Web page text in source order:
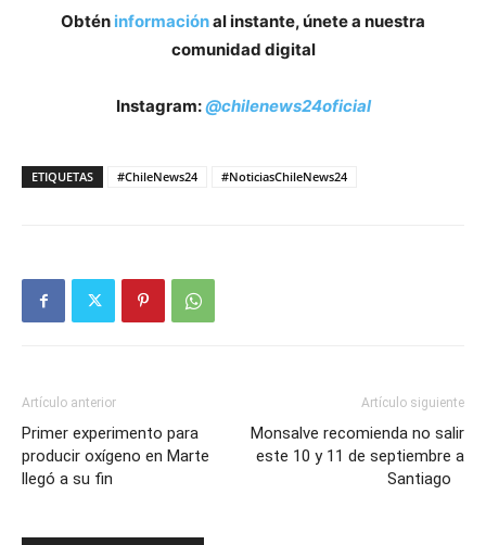
Obtén informaciónal instante, únete a nuestra
comunidad digital
Instagram:@chilenews24oficial
ETIQUETAS #ChileNews24 #NoticiasChileNews24
Artículo anterior
Primer experimento para
producir oxígeno en Marte
llegó a su fin
Artículo siguiente
Monsalve recomienda no salir
este 10 y 11 de septiembre a
Santiago